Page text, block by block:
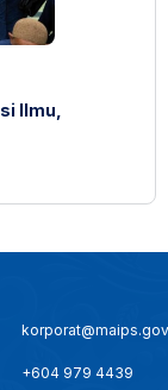
Ilmu,
+604 979 4439